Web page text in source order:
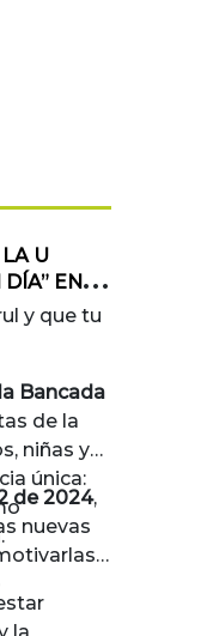
LA U
EN
y que tu
Bancada
de la
niñas y
única:
de 2024,
nuevas